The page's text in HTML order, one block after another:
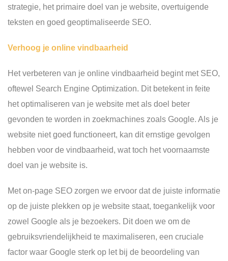
strategie, het primaire doel van je website, overtuigende
teksten en goed geoptimaliseerde SEO.
Verhoog je online vindbaarheid
Het verbeteren van je online vindbaarheid begint met SEO,
oftewel Search Engine Optimization. Dit betekent in feite
het optimaliseren van je website met als doel beter
gevonden te worden in zoekmachines zoals Google. Als je
website niet goed functioneert, kan dit ernstige gevolgen
hebben voor de vindbaarheid, wat toch het voornaamste
doel van je website is.
Met on-page SEO zorgen we ervoor dat de juiste informatie
op de juiste plekken op je website staat, toegankelijk voor
zowel Google als je bezoekers. Dit doen we om de
gebruiksvriendelijkheid te maximaliseren, een cruciale
factor waar Google sterk op let bij de beoordeling van